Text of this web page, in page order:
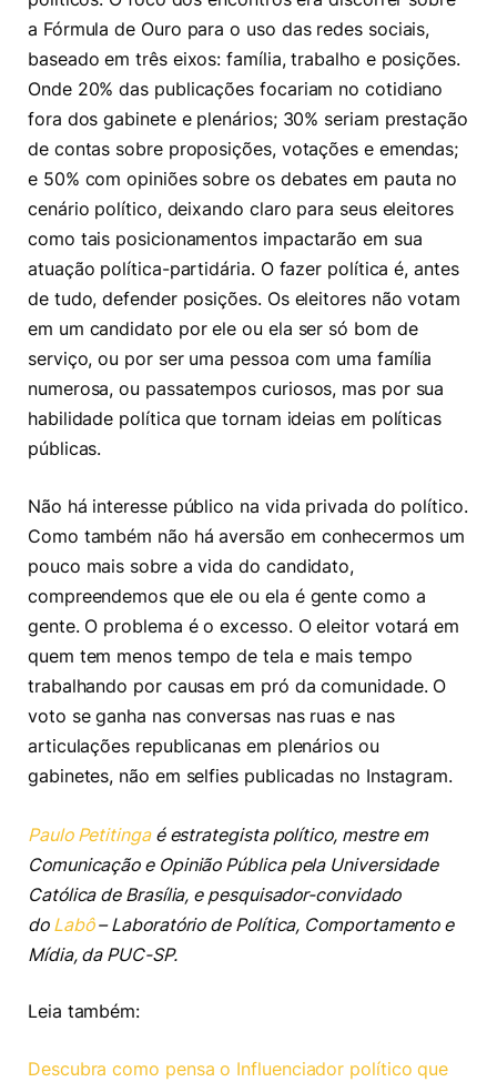
a Fórmula de Ouro para o uso das redes sociais,
baseado em três eixos: família, trabalho e posições.
Onde 20% das publicações focariam no cotidiano
fora dos gabinete e plenários; 30% seriam prestação
de contas sobre proposições, votações e emendas;
e 50% com opiniões sobre os debates em pauta no
cenário político, deixando claro para seus eleitores
como tais posicionamentos impactarão em sua
atuação política-partidária. O fazer política é, antes
de tudo, defender posições. Os eleitores não votam
em um candidato por ele ou ela ser só bom de
serviço, ou por ser uma pessoa com uma família
numerosa, ou passatempos curiosos, mas por sua
habilidade política que tornam ideias em políticas
públicas.
Não há interesse público na vida privada do político.
Como também não há aversão em conhecermos um
pouco mais sobre a vida do candidato,
compreendemos que ele ou ela é gente como a
gente. O problema é o excesso. O eleitor votará em
quem tem menos tempo de tela e mais tempo
trabalhando por causas em pró da comunidade. O
voto se ganha nas conversas nas ruas e nas
articulações republicanas em plenários ou
gabinetes, não em selfies publicadas no Instagram.
Paulo Petitingaé estrategista político, mestre em
Comunicação e Opinião Pública pela Universidade
Católica de Brasília, e pesquisador-convidado
do Labô– Laboratório de Política, Comportamento e
Mídia, da PUC-SP.
Leia também:
Descubra como pensa o Influenciador político que